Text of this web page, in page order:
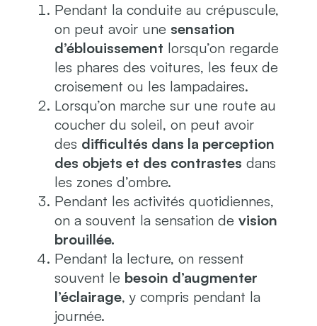
Pendant la conduite au crépuscule,
on peut avoir une sensation
d’éblouissement lorsqu’on regarde
les phares des voitures, les feux de
croisement ou les lampadaires.
Lorsqu’on marche sur une route au
coucher du soleil, on peut avoir
des difficultés dans la perception
des objets et des contrastes dans
les zones d’ombre.
Pendant les activités quotidiennes,
on a souvent la sensation de vision
brouillée.
Pendant la lecture, on ressent
souvent le besoin d’augmenter
l’éclairage, y compris pendant la
journée.